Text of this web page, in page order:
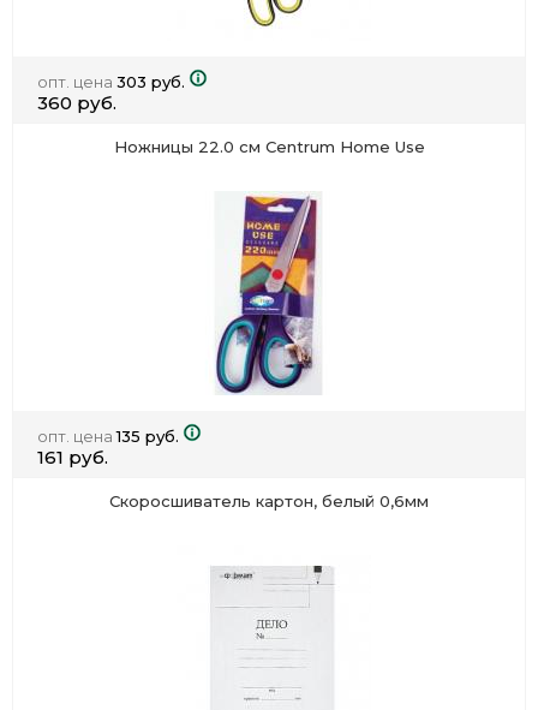
опт. цена 303 руб.
360 руб.
Ножницы 22.0 см Centrum Home Use
опт. цена135 руб.
161 руб.
Скоросшиватель картон, белый 0,6мм